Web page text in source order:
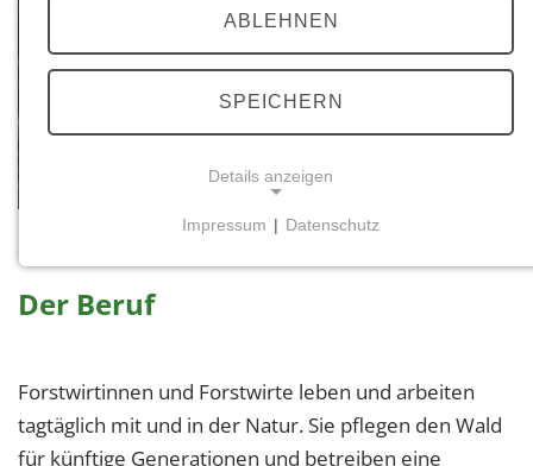
© Landesforsten.RLP.de / Jonathan Fieber
Forstwirtin und Forstwirt
Der Beruf
Forstwirtinnen und Forstwirte leben und arbeiten
tagtäglich mit und in der Natur. Sie pflegen den Wald
für künftige Generationen und betreiben eine
ABLEHNEN
SPEICHERN
Details anzeigen
Funktionen und sind für die einwandfreie Funktion
Einverständnis-Cookie
Impressum | Datenschutz